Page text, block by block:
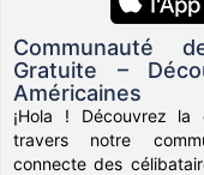
Communauté
Gratuite –
Américaines
¡Hola ! Découvrez la
travers notre
connecte des